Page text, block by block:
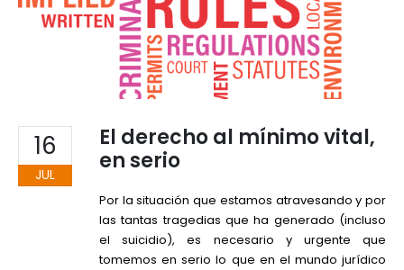
16
JUL
El derecho al mínimo vital,
en serio
Por la situación que estamos atravesando y por
las tantas tragedias que ha generado (incluso
el suicidio), es necesario y urgente que
tomemos en serio lo que en el mundo jurídico